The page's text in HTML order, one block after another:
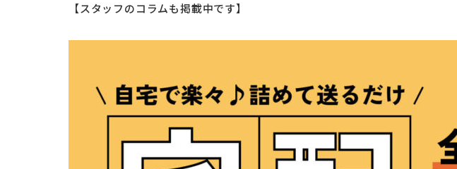
【スタッフのコラムも掲載中です】